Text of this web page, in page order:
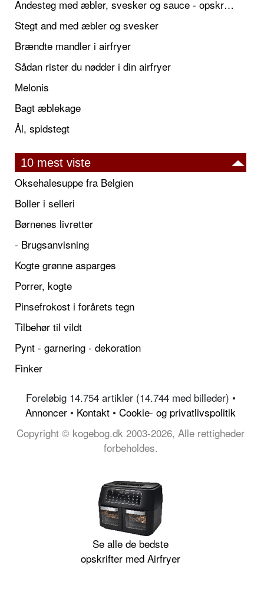
Andesteg med æbler, svesker og sauce - opskrift også til jul
Stegt and med æbler og svesker
Brændte mandler i airfryer
Sådan rister du nødder i din airfryer
Melonis
Bagt æblekage
Ål, spidstegt
10 mest viste
Oksehalesuppe fra Belgien
Boller i selleri
Børnenes livretter
- Brugsanvisning
Kogte grønne asparges
Porrer, kogte
Pinsefrokost i forårets tegn
Tilbehør til vildt
Pynt - garnering - dekoration
Finker
Foreløbig 14.754 artikler (14.744 med billeder) •
Annoncer • Kontakt • Cookie- og privatlivspolitik
Copyright © kogebog.dk 2003-2026, Alle rettigheder
forbeholdes.
Se alle de bedste
opskrifter med Airfryer